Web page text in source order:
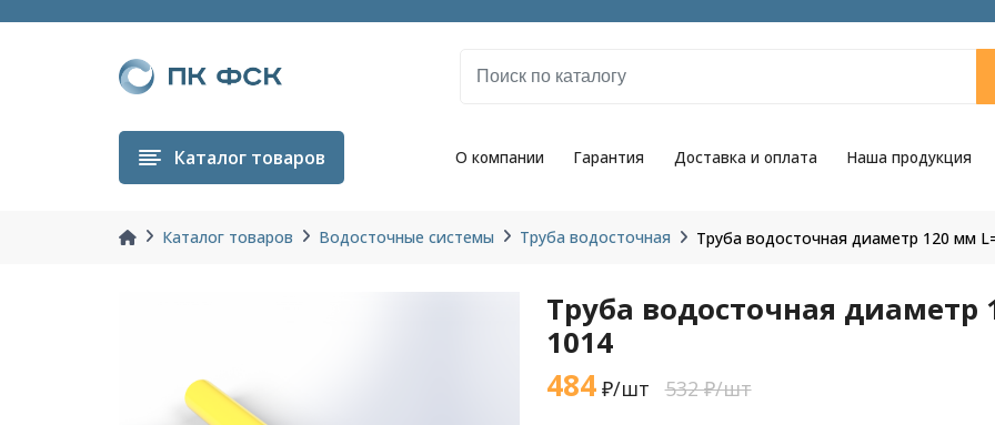
Каталог товаров О компании Гарантия Доставка и оплата Наша продукция
Каталог товаров Водосточные системы Труба водосточная Труба водосточная диаметр 120 мм
Труба водосточная диаметр
1014
484₽/шт 532 ₽/шт